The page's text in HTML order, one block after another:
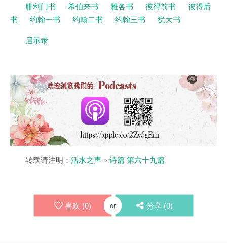
腓利门书
希伯来书 雅各书 彼得前书
彼得后
书
约翰一书 约翰二书 约翰三书
犹大书
启示录
转载请注明： 活水之声 » 诗篇 第六十九篇
喜欢 (0) or 分享 (0)